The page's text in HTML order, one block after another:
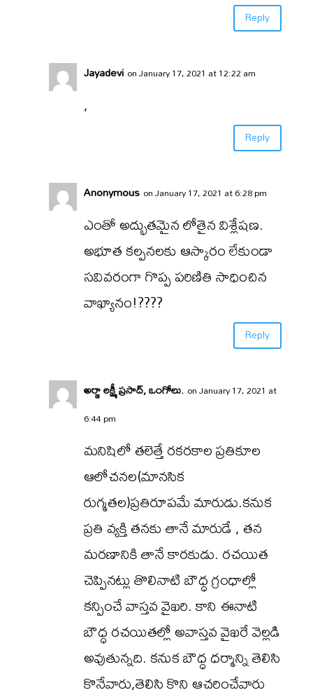
Reply
Jayadevi on January 17, 2021 at 12:22 am
,
Reply
Anonymous on January 17, 2021 at 6:28 pm
ఎంతో అద్భుతమైన లోతైన విశ్లేషణ.
అభూత కల్పనలకు ఆస్కారం లేకుండా
సవివరంగా గొప్ప పరిణితి సాధించిన
వాఖ్యానం!????
Reply
అర్జా లక్ష్మీ ప్రసాద్, ఒంగోలు. on January 17, 2021 at
6:44 pm
మనిషిలో తలెత్తే రకరకాల ప్రతికూల
ఆలోచనల(మానసిక
రుగ్మతల)ప్రతిరూపమే మారుడు.కనుక
ప్రతి వ్యక్తి తనకు తానే మారుడే , తన
మరణానికి తానే కారకుడు. రచయిత
చెప్పినట్లు తొలినాటి బౌధ్ధ గ్రంధాల్లో
కన్పించే వాస్తవ వైఖరి. కాని ఈనాటి
బౌధ్ధ రచయితల్లో అవాస్తవ వైఖరే వెల్లడి
అవుతున్నది. కనుక బౌధ్ధ ధర్మాన్ని తెలిసి
కొనేవారు,తెలిసి కొని ఆచరించేవారు